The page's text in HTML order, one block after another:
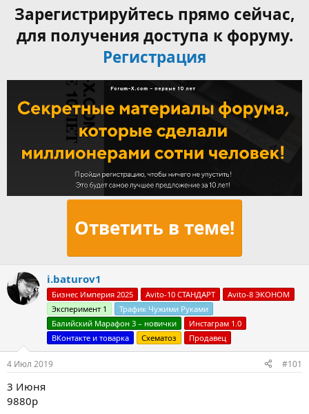
Зарегистрируйтесь прямо сейчас,
для получения доступа к форуму.
Регистрация
Ответить в теме!
i.baturov1
Бизнес Империя 2025 Avito-10 СТАНДАРТ
Avito-8 ЭКОНОМ
Эксперимент 1
Трафик Чужими Руками
Балийский Марафон 3 – новички
Инстаграм 1.0
ВКонтакте и товарка
Схематоз Продавец
4 Июл 2019 #101
3 Июня
9880р